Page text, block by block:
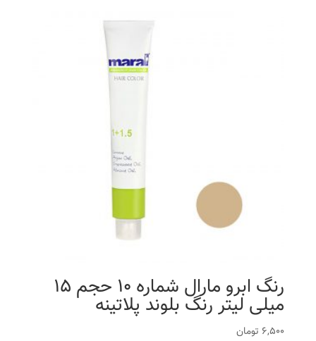
رنگ ابرو مارال شماره 10 حجم 15
میلی لیتر رنگ بلوند پلاتینه
6,500 تومان